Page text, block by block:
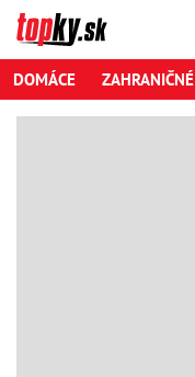
DOMÁCE ZAHRANIČNÉ